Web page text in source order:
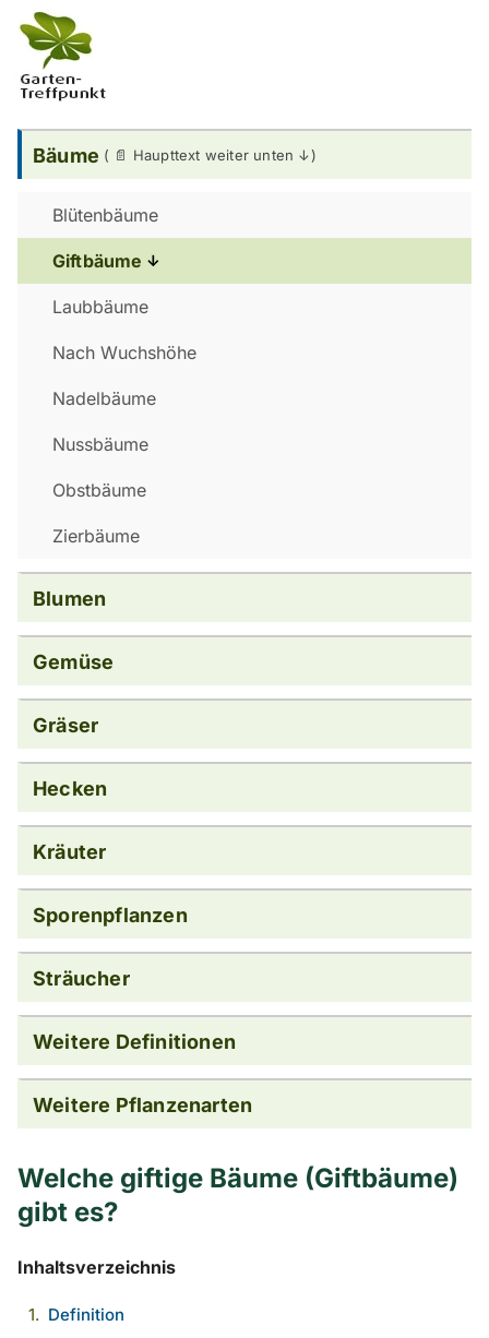
Bäume
Blütenbäume
Giftbäume
Laubbäume
Nach Wuchshöhe
Nadelbäume
Nussbäume
Obstbäume
Zierbäume
Blumen
Gemüse
Gräser
Hecken
Kräuter
Sporenpflanzen
Sträucher
Weitere Definitionen
Weitere Pflanzenarten
Welche giftige Bäume (Giftbäume)
gibt es?
Inhaltsverzeichnis
Definition